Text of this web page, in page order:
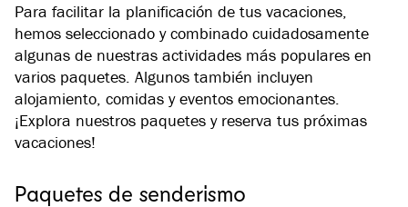
Para facilitar la planificación de tus vacaciones,
hemos seleccionado y combinado cuidadosamente
algunas de nuestras actividades más populares en
varios paquetes. Algunos también incluyen
alojamiento, comidas y eventos emocionantes.
¡Explora nuestros paquetes y reserva tus próximas
vacaciones!
Paquetes de senderismo